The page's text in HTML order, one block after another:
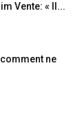
Vente: « Il...
ne